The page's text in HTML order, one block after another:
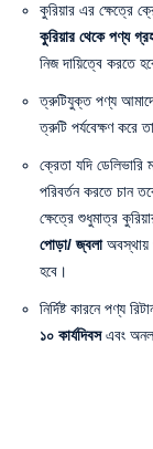
কুরিয়ার এর ক্ষেত্রে
কুরিয়ার থেকে পণ্য
নিজ দায়িত্বে করতে
ত্রুটিযুক্ত পণ্য
ত্রুটি পর্যবেক্ষণ করে
ক্রেতা যদি
পরিবর্তন করতে চান
ক্ষেত্রে শুধুমাত্র
পোড়া/ জ্বলাঅবস্থায়
হবে।
নির্দিষ্ট কারনে পণ্য
১০ কার্যদিবসএবং